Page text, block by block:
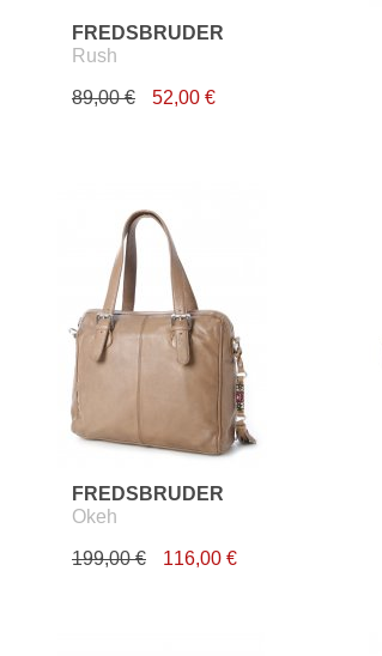
FREDSBRUDER
Rush
89,00 € 52,00 €
FREDSBRUDER
Okeh
199,00 € 116,00 €